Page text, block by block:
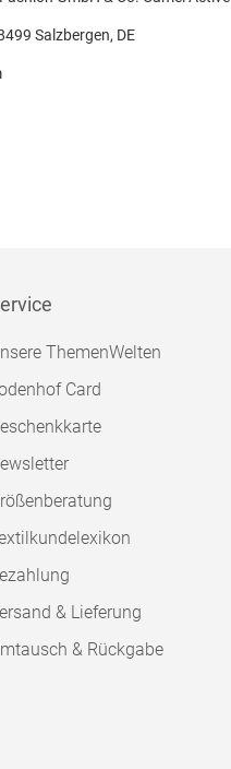
Salzbergen, DE
ThemenWelten
Card
& Lieferung
& Rückgabe